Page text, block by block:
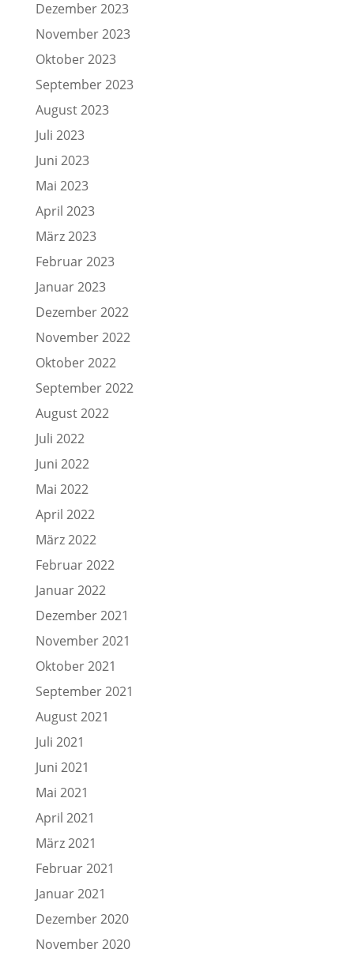
Dezember 2023
November 2023
Oktober 2023
September 2023
August 2023
Juli 2023
Juni 2023
Mai 2023
April 2023
März 2023
Februar 2023
Januar 2023
Dezember 2022
November 2022
Oktober 2022
September 2022
August 2022
Juli 2022
Juni 2022
Mai 2022
April 2022
März 2022
Februar 2022
Januar 2022
Dezember 2021
November 2021
Oktober 2021
September 2021
August 2021
Juli 2021
Juni 2021
Mai 2021
April 2021
März 2021
Februar 2021
Januar 2021
Dezember 2020
November 2020